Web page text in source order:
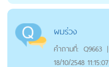
ผมร่วง
คำถามที่: Q9663 |
18/10/2548 11:15:07